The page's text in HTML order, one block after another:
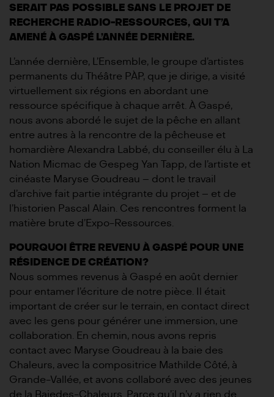
SERAIT PAS POSSIBLE SANS LE PROJET DE
RECHERCHE RADIO-RESSOURCES, QUI T’A
AMENÉ À GASPÉ L’ANNÉE DERNIÈRE.
L’année dernière, L’Ensemble, le groupe d’artistes
permanents du Théâtre PÀP, que je dirige, a visité
virtuellement six régions en abordant une
ressource spécifique à chaque arrêt. À Gaspé,
nous avons abordé le sujet de la pêche en allant
entre autres à la rencontre de la pêcheuse et
homardière Alexandra Labbé, du conseiller élu à La
Nation Micmac de Gespeg Yan Tapp, de l’artiste et
cinéaste Maryse Goudreau – dont le travail
d’archive fait partie intégrante du projet – et de
l’historien Pascal Alain. Ces rencontres forment la
matière brute d’Expo-Ressources.
POURQUOI ÊTRE REVENU À GASPÉ POUR UNE
RÉSIDENCE DE CRÉATION?
Nous sommes revenus à Gaspé en août dernier
pour entamer l’écriture de notre pièce. Il était
important de créer sur le terrain, en contact direct
avec les gens pour générer une immersion, une
collaboration. En chemin, nous avons repris
contact avec Maryse Goudreau à la baie des
Chaleurs, avec la compositrice Mathilde Côté, à
Grande-Vallée, et avons collaboré avec des jeunes
de la Baiedes-Chaleurs. Parce qu’il n’y a rien de